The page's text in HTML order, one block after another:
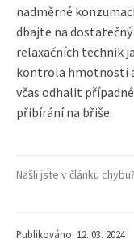
nadměrné
dbajte na
relaxačních technik
kontrola hmotnosti
včas odhalit
přibírání na břiše.
Našli jste v článku chybu?
Publikováno: 12. 03. 2024